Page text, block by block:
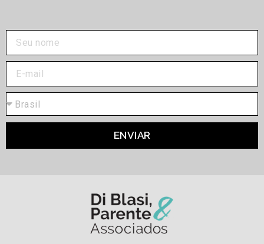
ENVIAR